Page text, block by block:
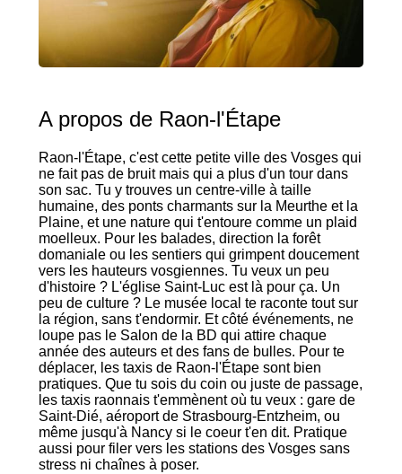
A propos de Raon-l'Étape
Raon-l'Étape, c'est cette petite ville des Vosges qui
ne fait pas de bruit mais qui a plus d'un tour dans
son sac. Tu y trouves un centre-ville à taille
humaine, des ponts charmants sur la Meurthe et la
Plaine, et une nature qui t'entoure comme un plaid
moelleux. Pour les balades, direction la forêt
domaniale ou les sentiers qui grimpent doucement
vers les hauteurs vosgiennes. Tu veux un peu
d'histoire ? L'église Saint-Luc est là pour ça. Un
peu de culture ? Le musée local te raconte tout sur
la région, sans t'endormir. Et côté événements, ne
loupe pas le Salon de la BD qui attire chaque
année des auteurs et des fans de bulles. Pour te
déplacer, les taxis de Raon-l'Étape sont bien
pratiques. Que tu sois du coin ou juste de passage,
les taxis raonnais t'emmènent où tu veux : gare de
Saint-Dié, aéroport de Strasbourg-Entzheim, ou
même jusqu'à Nancy si le coeur t'en dit. Pratique
aussi pour filer vers les stations des Vosges sans
stress ni chaînes à poser.